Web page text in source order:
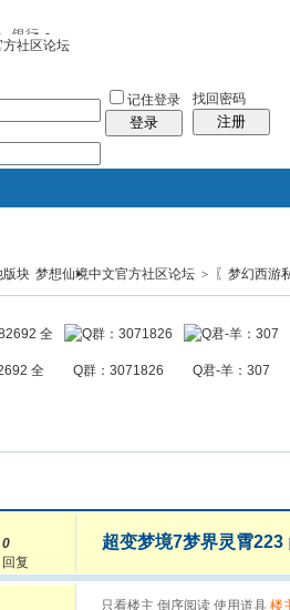
银行
记住登录
登录
找回密码
注册
群组聚合 我的空间
梦想仙境中文官方社区论坛 > 〖梦幻西游
全 Q群：3071826 Q君-羊：307
0
回复
超变梦境7梦界灵霄223
只看楼主 倒序阅读 使用道具 楼